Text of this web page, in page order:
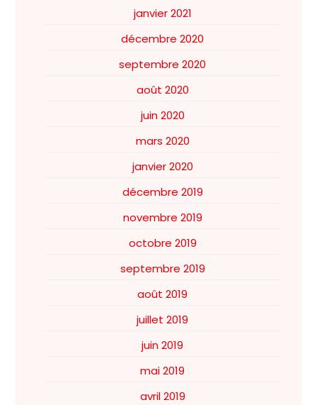
janvier 2021
décembre 2020
septembre 2020
août 2020
juin 2020
mars 2020
janvier 2020
décembre 2019
novembre 2019
octobre 2019
septembre 2019
août 2019
juillet 2019
juin 2019
mai 2019
avril 2019